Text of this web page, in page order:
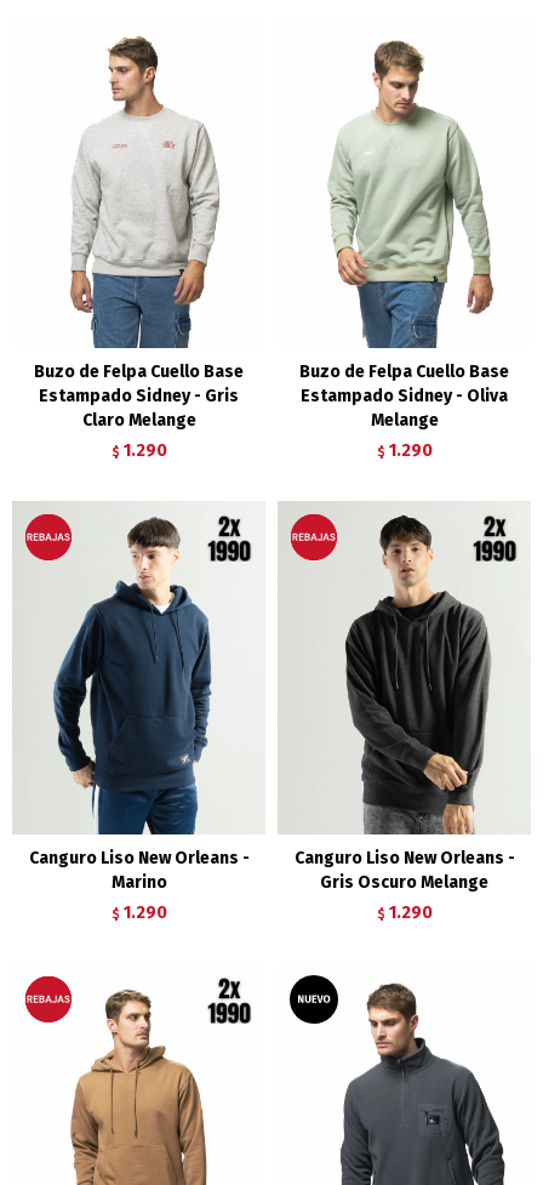
Buzo de Felpa Cuello Base
Estampado Sidney - Gris
Claro Melange
$ 1.290
Buzo de Felpa Cuello Base
Estampado Sidney - Oliva
Melange
$ 1.290
Canguro Liso New Orleans -
Marino
$ 1.290
Canguro Liso New Orleans -
Gris Oscuro Melange
$ 1.290